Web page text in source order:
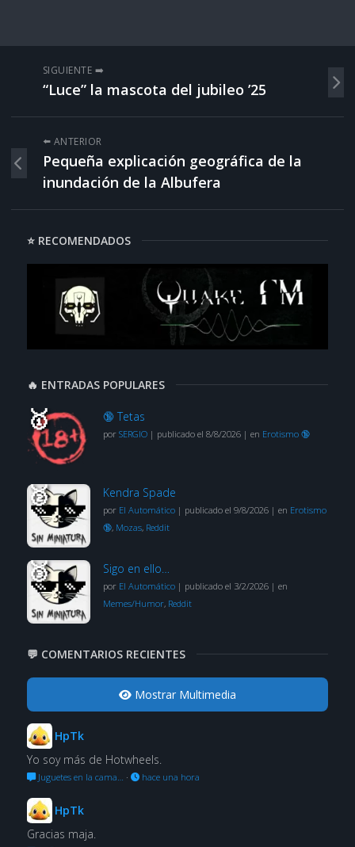
SIGUIENTE ➡️
“Luce” la mascota del jubileo ’25
⬅️ ANTERIOR
Pequeña explicación geográfica de la
inundación de la Albufera
⭐ RECOMENDADOS
🔥 ENTRADAS POPULARES
🔞 Tetas
por SERGIO| publicado el 8/8/2026| en Erotismo 🔞
Kendra Spade
por El Automático| publicado el 9/8/2026| en Erotismo
🔞, Mozas, Reddit
Sigo en ello…
por El Automático| publicado el 3/2/2026| en
Memes/Humor, Reddit
💬 COMENTARIOS RECIENTES
Mostrar Multimedia
HpTk
Yo soy más de Hotwheels.
Juguetes en la cama… · hace una hora
HpTk
Gracias maja.